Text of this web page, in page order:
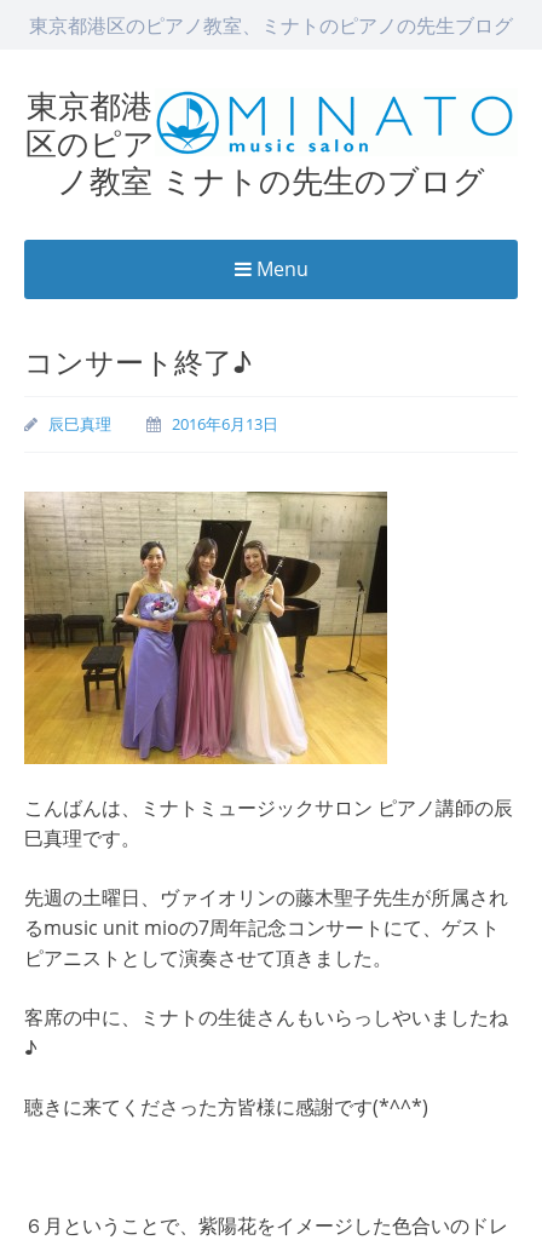
東京都港区のピアノ教室、ミナトのピアノの先生ブログ
東京都港
区のピア
ノ教室 ミナトの先生のブログ
Menu
content
コンサート終了♪
辰巳真理 2016年6月13日
こんばんは、ミナトミュージックサロン ピアノ講師の辰
巳真理です。
先週の土曜日、ヴァイオリンの藤木聖子先生が所属され
るmusic unit mioの7周年記念コンサートにて、ゲスト
ピアニストとして演奏させて頂きました。
客席の中に、ミナトの生徒さんもいらっしやいましたね
♪
聴きに来てくださった方皆様に感謝です(*^^*)
６月ということで、紫陽花をイメージした色合いのドレ